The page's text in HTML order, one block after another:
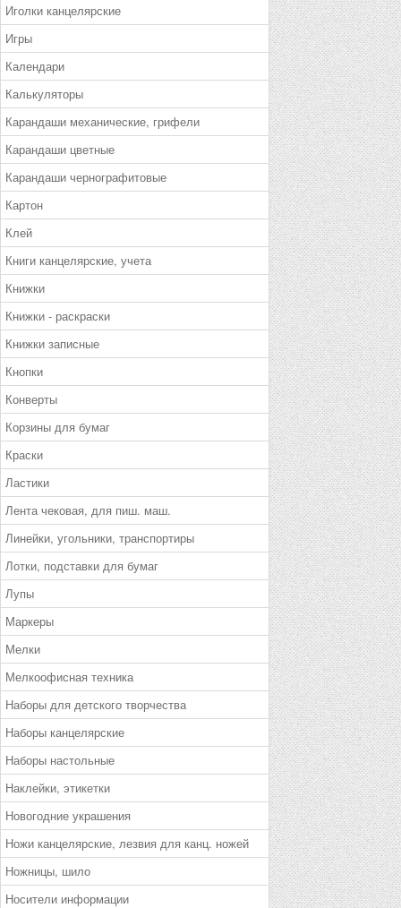
Иголки канцелярские
Игры
Календари
Калькуляторы
Карандаши механические, грифели
Карандаши цветные
Карандаши чернографитовые
Картон
Клей
Книги канцелярские, учета
Книжки
Книжки - раскраски
Книжки записные
Кнопки
Конверты
Корзины для бумаг
Краски
Ластики
Лента чековая, для пиш. маш.
Линейки, угольники, транспортиры
Лотки, подставки для бумаг
Лупы
Маркеры
Мелки
Мелкоофисная техника
Наборы для детского творчества
Наборы канцелярские
Наборы настольные
Наклейки, этикетки
Новогодние украшения
Ножи канцелярские, лезвия для канц. ножей
Ножницы, шило
Носители информации